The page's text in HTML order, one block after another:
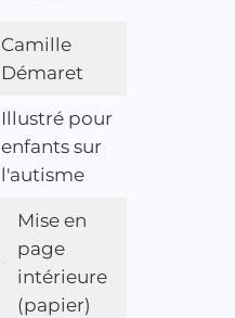
Camille
Démaret
Illustré pour
enfants sur
l'autisme
Mise en
page
intérieure
(papier)